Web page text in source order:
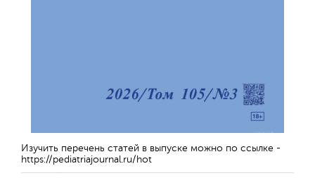
Изучить перечень статей в выпуске можно по ссылке -
https://pediatriajournal.ru/hot